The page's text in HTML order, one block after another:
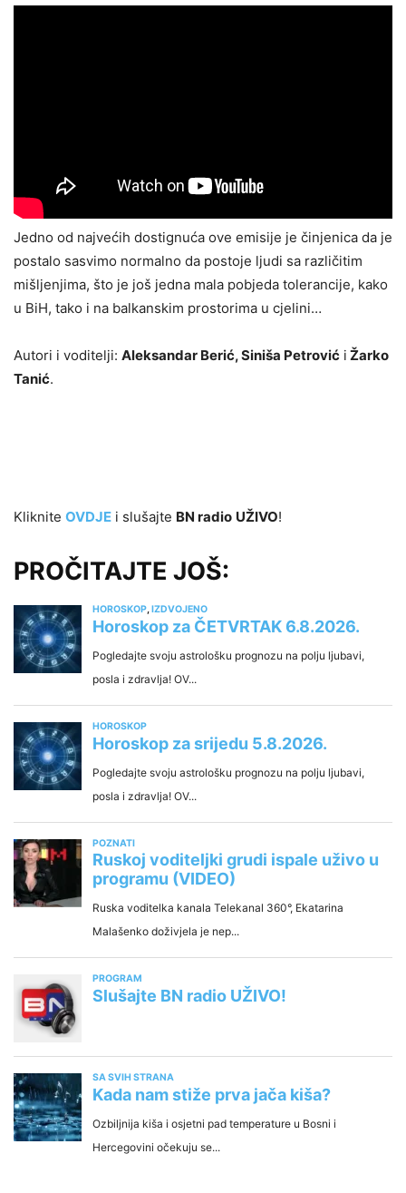
Jedno od najvećih dostignuća ove emisije je činjenica da je
postalo sasvimo normalno da postoje ljudi sa različitim
mišljenjima, što je još jedna mala pobjeda tolerancije, kako
u BiH, tako i na balkanskim prostorima u cjelini…
Autori i voditelji: Aleksandar Berić, Siniša Petrović i Žarko
Tanić.
Kliknite OVDJE i slušajte BN radio UŽIVO!
PROČITAJTE JOŠ: